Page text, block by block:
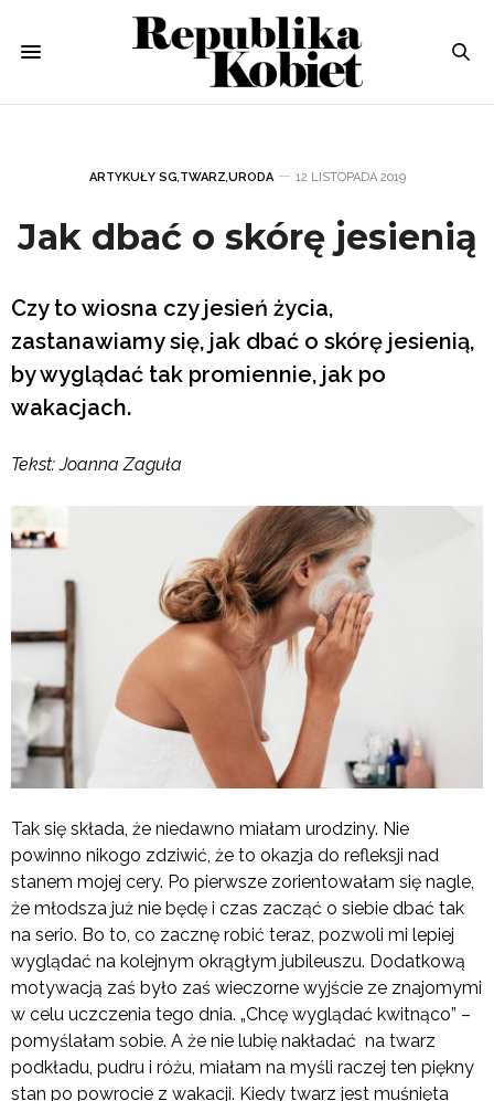
ARTYKUŁY SG,TWARZ,URODA 12 LISTOPADA 2019
Jak dbać o skórę jesienią
Czy to wiosna czy jesień życia,
zastanawiamy się, jak dbać o skórę jesienią,
by wyglądać tak promiennie, jak po
wakacjach.
Tekst: Joanna Zaguła
Tak się składa, że niedawno miałam urodziny. Nie
powinno nikogo zdziwić, że to okazja do refleksji nad
stanem mojej cery. Po pierwsze zorientowałam się nagle,
że młodsza już nie będę i czas zacząć o siebie dbać tak
na serio. Bo to, co zacznę robić teraz, pozwoli mi lepiej
wyglądać na kolejnym okrągłym jubileuszu. Dodatkową
motywacją zaś było zaś wieczorne wyjście ze znajomymi
w celu uczczenia tego dnia. „Chcę wyglądać kwitnąco” –
pomyślałam sobie. A że nie lubię nakładać na twarz
podkładu, pudru i różu, miałam na myśli raczej ten piękny
stan po powrocie z wakacji. Kiedy twarz jest muśnięta